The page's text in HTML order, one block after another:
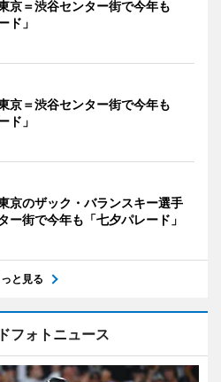
京＝渋谷センター街で今年も
ド」
京＝渋谷センター街で今年も
ド」
京のザック・バランスキー選手
ー街で今年も「七夕パレード」
っと見る
フォトニュース